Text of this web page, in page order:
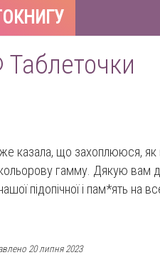
Таблеточки
казала, що захоплююся, як
кольорову гамму. Дякую
підопічної і пам*ять на
20 липня 2023